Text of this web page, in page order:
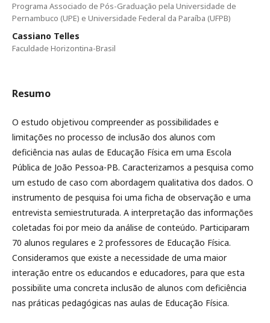
Programa Associado de Pós-Graduação pela Universidade de
Pernambuco (UPE) e Universidade Federal da Paraíba (UFPB)
Cassiano Telles
Faculdade Horizontina-Brasil
Resumo
O estudo objetivou compreender as possibilidades e
limitações no processo de inclusão dos alunos com
deficiência nas aulas de Educação Física em uma Escola
Pública de João Pessoa-PB. Caracterizamos a pesquisa como
um estudo de caso com abordagem qualitativa dos dados. O
instrumento de pesquisa foi uma ficha de observação e uma
entrevista semiestruturada. A interpretação das informações
coletadas foi por meio da análise de conteúdo. Participaram
70 alunos regulares e 2 professores de Educação Física.
Consideramos que existe a necessidade de uma maior
interação entre os educandos e educadores, para que esta
possibilite uma concreta inclusão de alunos com deficiência
nas práticas pedagógicas nas aulas de Educação Física.